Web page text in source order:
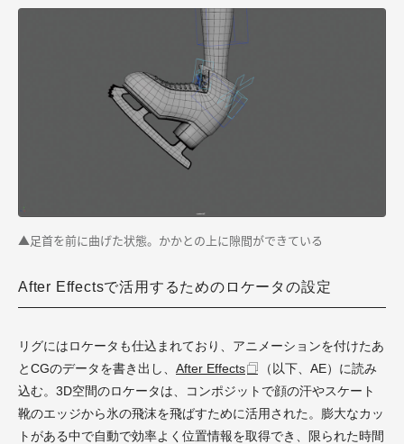
▲足首を前に曲げた状態。かかとの上に隙間ができている
After Effectsで活用するためのロケータの設定
リグにはロケータも仕込まれており、アニメーションを付けたあ
とCGのデータを書き出し、 After Effects
（以下、AE）に読み
込む。3D空間のロケータは、コンポジットで顔の汗やスケート
靴のエッジから氷の飛沫を飛ばすために活用された。膨大なカッ
トがある中で自動で効率よく位置情報を取得でき、限られた時間